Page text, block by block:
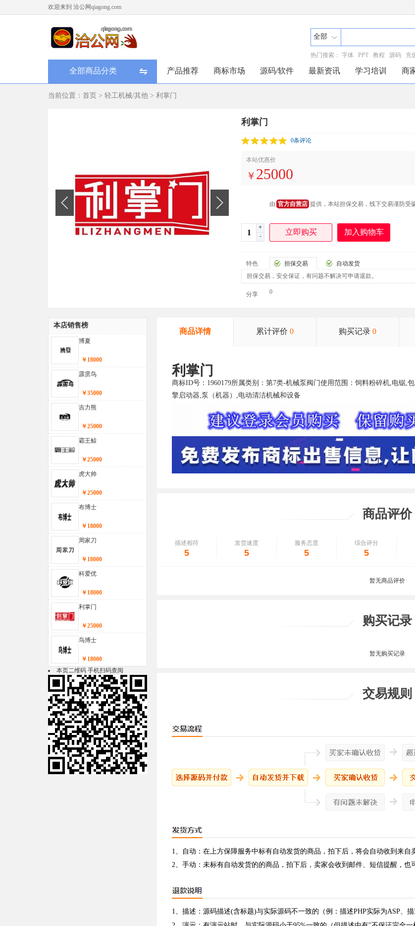
欢迎来到 洽公网qiagong.com
全部
热门搜索： 字体 PPT 教程 源码 充
全部商品分类 产品推荐 商标市场 源码/软件 最新资讯 学习培训 商
当前位置： 首页 > 轻工机械/其他 > 利掌门
利掌门
0条评论
本站优惠价
￥ 25000
由 官方自营店 提供，本站担保交易，线下交易谨防受骗
+
-
加入购物车
特色 担保交易
自动发货
担保交易，安全保证，有问题不解决可申请退款。
分享 0
本店销售榜
博夏
￥18000
霹雳鸟
￥35000
吉力熊
￥25000
霸王鲸
￥25000
虎大帅
￥25000
布博士
￥18000
周家刀
￥18000
科爱优
￥18000
利掌门
￥25000
鸟博士
￥18000
本页二维码 手机扫码查阅
商品详情 累计评价 0 购买记录 0
利掌门
商标ID号：1960179所属类别：第7类-机械泵阀门使用范围：饲料粉碎机,电锯,
擎启动器,泵（机器）,电动清洁机械和设备
商品评价
描述相符
5
发货速度
5
服务态度
5
综合评分
5
暂无商品评价
购买记录
暂无购买记录
交易规则
1、自动：在上方保障服务中标有自动发货的商品，拍下后，将会自动收到来自
2、手动：未标有自动发货的的商品，拍下后，卖家会收到邮件、短信提醒，也
1、描述：源码描述(含标题)与实际源码不一致的（例：描述PHP实际为ASP、